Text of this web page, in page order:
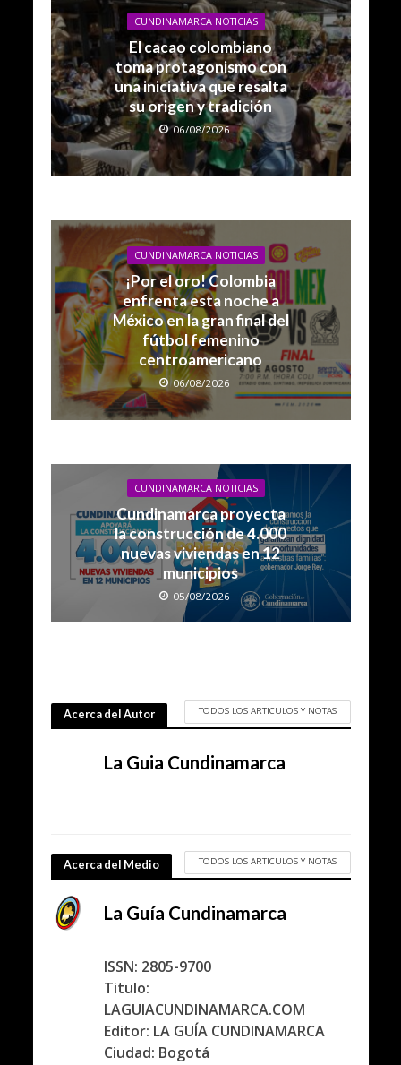
CUNDINAMARCA NOTICIAS
El cacao colombiano
toma protagonismo con
una iniciativa que resalta
su origen y tradición
06/08/2026
CUNDINAMARCA NOTICIAS
¡Por el oro! Colombia
enfrenta esta noche a
México en la gran final del
fútbol femenino
centroamericano
06/08/2026
CUNDINAMARCA NOTICIAS
Cundinamarca proyecta
la construcción de 4.000
nuevas viviendas en 12
municipios
05/08/2026
Acerca del Autor TODOS LOS ARTICULOS Y NOTAS
La Guia Cundinamarca
Acerca del Medio TODOS LOS ARTICULOS Y NOTAS
La Guía Cundinamarca
ISSN: 2805-9700
Titulo:
LAGUIACUNDINAMARCA.COM
Editor: LA GUÍA CUNDINAMARCA
Ciudad: Bogotá